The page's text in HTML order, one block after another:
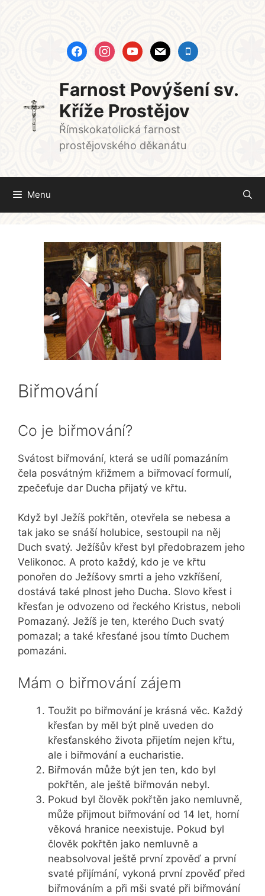
facebookinstagramyoutubemail mobile
Farnost Povýšení sv.
Kříže Prostějov
Římskokatolická farnost
prostějovského děkanátu
Menu
Biřmování
Co je biřmování?
Svátost biřmování, která se udílí pomazáním
čela posvátným křižmem a biřmovací formulí,
zpečeťuje dar Ducha přijatý ve křtu.
Když byl Ježíš pokřtěn, otevřela se nebesa a
tak jako se snáší holubice, sestoupil na něj
Duch svatý. Ježíšův křest byl předobrazem jeho
Velikonoc. A proto každý, kdo je ve křtu
ponořen do Ježíšovy smrti a jeho vzkříšení,
dostává také plnost jeho Ducha. Slovo křest i
křesťan je odvozeno od řeckého Kristus, neboli
Pomazaný. Ježíš je ten, kterého Duch svatý
pomazal; a také křesťané jsou tímto Duchem
pomazáni.
Mám o biřmování zájem
Toužit po biřmování je krásná věc. Každý
křesťan by měl být plně uveden do
křesťanského života přijetím nejen křtu,
ale i biřmování a eucharistie.
Biřmován může být jen ten, kdo byl
pokřtěn, ale ještě biřmován nebyl.
Pokud byl člověk pokřtěn jako nemluvně,
může přijmout biřmování od 14 let, horní
věková hranice neexistuje. Pokud byl
člověk pokřtěn jako nemluvně a
neabsolvoval ještě první zpověď a první
svaté přijímání, vykoná první zpověď před
biřmováním a při mši svaté při biřmování